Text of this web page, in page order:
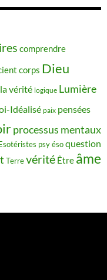
comprendre
corps Dieu
la vérité logique Lumière
Idéalisé paix pensées
processus mentaux
psy ésoquestion
Terrevérité Être âme